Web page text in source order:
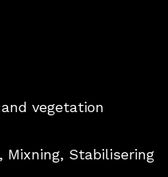
vegetation
Mixning, Stabilisering